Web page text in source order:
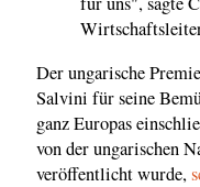
Der ungarische
Salvini für seine
ganz Europas
von der ungarischen
veröffentlicht wurde,